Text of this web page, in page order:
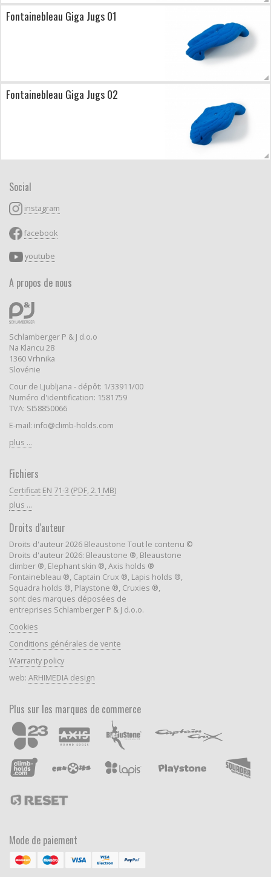
Fontainebleau Giga Jugs 01
Fontainebleau Giga Jugs 02
Social
instagram
facebook
youtube
A propos de nous
Schlamberger P & J d.o.o
Na Klancu 28
1360 Vrhnika
Slovénie
Cour de Ljubljana - dépôt: 1/33911/00
Numéro d'identification: 1581759
TVA: SI58850066
E-mail: info@climb-holds.com
plus ...
Fichiers
Certificat EN 71-3 (PDF, 2.1 MB)
plus ...
Droits d'auteur
Droits d'auteur 2026 Bleaustone Tout le contenu ©
Droits d'auteur 2026: Bleaustone ®, Bleaustone
climber ®, Elephant skin ®, Axis holds ®
Fontainebleau ®, Captain Crux ®, Lapis holds ®,
Squadra holds ®, Playstone ®, Cruxies ®,
sont des marques déposées de
entreprises Schlamberger P & J d.o.o.
Cookies
Conditions générales de vente
Warranty policy
web: ARHIMEDIA design
Plus sur les marques de commerce
Mode de paiement